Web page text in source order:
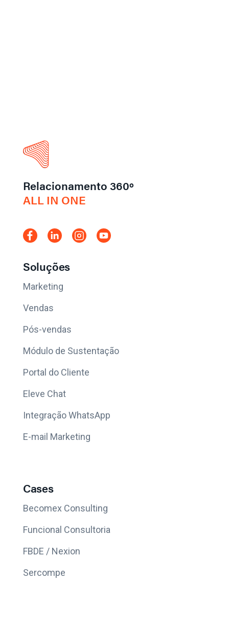
Relacionamento 360º
ALL IN ONE
Soluções
Marketing
Vendas
Pós-vendas
Módulo de Sustentação
Portal do Cliente
Eleve Chat
Integração WhatsApp
E-mail Marketing
Cases
Becomex Consulting
Funcional Consultoria
FBDE / Nexion
Sercompe